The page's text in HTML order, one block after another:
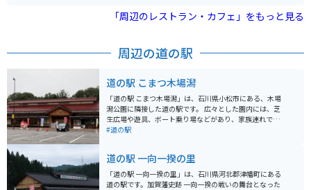
美術館は地上1階、地下1階建ての円形のガラス張りの建
の歴史的参照点となる作品、1980年代以降の新しい価値
観を提案する作品、そして金沢にゆかりのある作家によ
る創造性に富む作品を集めています。 美術館内にはミュ
ージアムショップやレストランも併設されていて、ゆっ
くりと楽しむことができます。
「周辺のレストラン・カフェ」をもっと見る
周辺の道の駅
道の駅 こまつ木場潟
「道の駅 こまつ木場潟」は、石川県小松市にある、木場
潟公園に隣接した道の駅です。 広々とした園内には、芝
生広場や遊具、ボート乗り場などがあり、家族連れで一
日中楽しむことができます。 春には桜の名所としても知
松うどんや塩焼きそばなどのご当地グルメが味わえるレ
ストランがあります。 また、レンタサイクルも用意され
ているので、木場潟公園内をサイクリングすることもお
#道の駅
道の駅 一向一揆の里
「道の駅 一向一揆の里」は、石川県河北郡津幡町にある
道の駅です。加賀藩史跡 一向一揆の戦いの舞台となった